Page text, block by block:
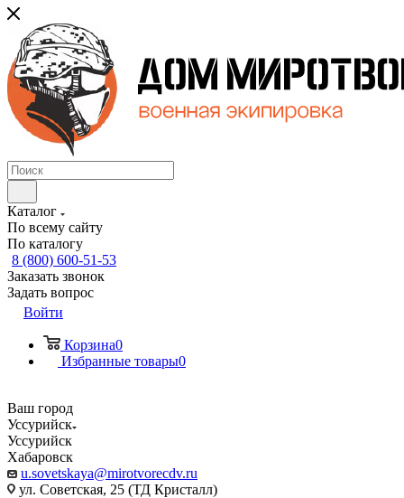
Каталог
По всему сайту
По каталогу
8 (800) 600-51-53
Заказать звонок
Задать вопрос
Войти
Корзина0
Избранные товары0
Ваш город
Уссурийск
Уссурийск
Хабаровск
u.sovetskaya@mirotvorecdv.ru
ул. Советская, 25 (ТД Кристалл)